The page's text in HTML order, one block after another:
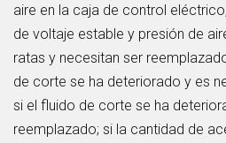
aire en la caja de control
de voltaje estable y presión de
ratas y necesitan ser
de corte se ha deteriorado y es
si el fluido de corte se ha
reemplazado; si la cantidad de